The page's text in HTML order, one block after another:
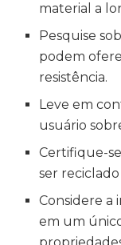
material a
Pesquise
podem
resistência.
Leve em
usuário
Certifique-
ser
Considere a
em um